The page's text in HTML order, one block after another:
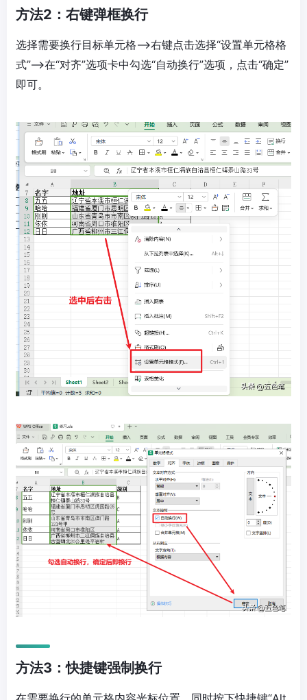
方法2：右键弹框换行
选择需要换行目标单元格—>右键点击选择“设置单元格格
式”—>在“对齐”选项卡中勾选“自动换行”选项，点击“确定”
即可。
方法3：快捷键强制换行